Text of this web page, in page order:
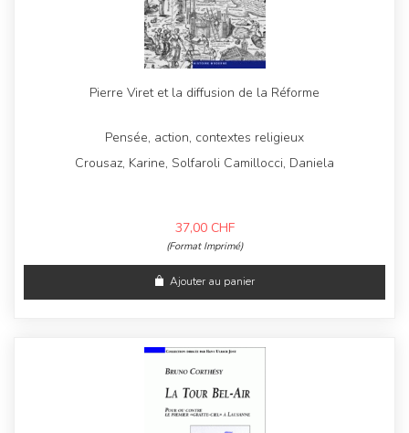
Pierre Viret et la diffusion de la Réforme
Pensée, action, contextes religieux
Crousaz, Karine, Solfaroli Camillocci, Daniela
37,00 CHF
(Format Imprimé)
Ajouter au panier